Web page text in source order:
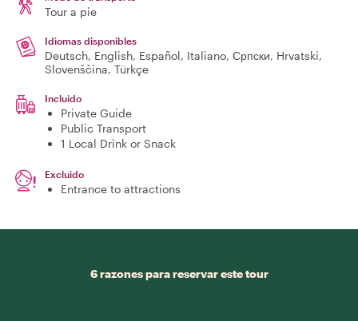
Tour a pie
Idiomas disponibles
Deutsch, English, Español, Italiano, Српски, Hrvatski,
Slovenščina, Türkçe
Incluido
Private Guide
Public Transport
1 Local Drink or Snack
Excluido
Entrance to attractions
6 razones para reservar este tour